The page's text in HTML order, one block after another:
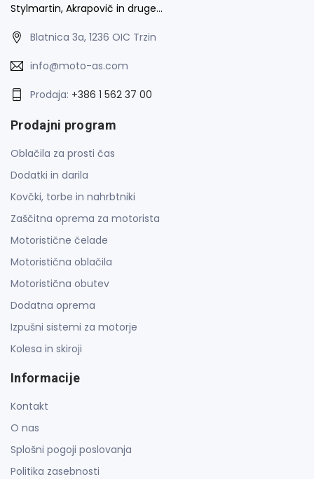
Stylmartin, Akrapovič in druge…
Blatnica 3a, 1236 OIC Trzin
info@moto-as.com
Prodaja: +386 1 562 37 00
Prodajni program
Oblačila za prosti čas
Dodatki in darila
Kovčki, torbe in nahrbtniki
Zaščitna oprema za motorista
Motoristične čelade
Motoristična oblačila
Motoristična obutev
Dodatna oprema
Izpušni sistemi za motorje
Kolesa in skiroji
Informacije
Kontakt
O nas
Splošni pogoji poslovanja
Politika zasebnosti